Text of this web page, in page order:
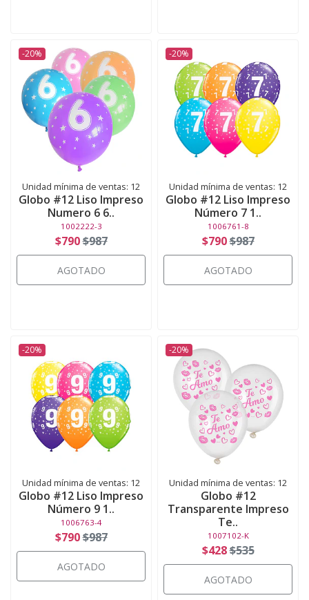
-20%
Unidad mínima de ventas: 12
Globo #12 Liso Impreso
Numero 6 6..
1002222-3
$790$987
AGOTADO
-20%
Unidad mínima de ventas: 12
Globo #12 Liso Impreso
Número 7 1..
1006761-8
$790$987
AGOTADO
-20%
Unidad mínima de ventas: 12
Globo #12 Liso Impreso
Número 9 1..
1006763-4
$790$987
AGOTADO
-20%
Unidad mínima de ventas: 12
Globo #12
Transparente Impreso
Te..
1007102-K
$428$535
AGOTADO